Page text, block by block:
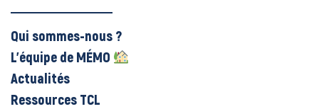
Qui sommes-nous ?
L’équipe de MÉMO
Actualités
Ressources TCL